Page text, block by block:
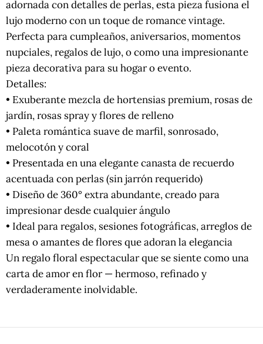
adornada con detalles de perlas, esta pieza fusiona el
lujo moderno con un toque de romance vintage.
Perfecta para cumpleaños, aniversarios, momentos
nupciales, regalos de lujo, o como una impresionante
pieza decorativa para su hogar o evento.
Detalles:
• Exuberante mezcla de hortensias premium, rosas de
jardín, rosas spray y flores de relleno
• Paleta romántica suave de marfil, sonrosado,
melocotón y coral
• Presentada en una elegante canasta de recuerdo
acentuada con perlas (sin jarrón requerido)
• Diseño de 360° extra abundante, creado para
impresionar desde cualquier ángulo
• Ideal para regalos, sesiones fotográficas, arreglos de
mesa o amantes de flores que adoran la elegancia
Un regalo floral espectacular que se siente como una
carta de amor en flor — hermoso, refinado y
verdaderamente inolvidable.